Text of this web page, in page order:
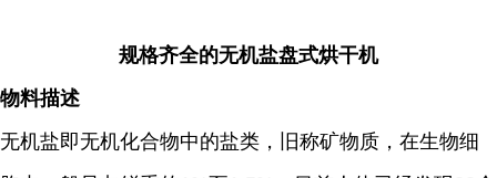
规格齐全的无机盐盘式烘干机
物料描述
无机盐即无机化合物中的盐类，旧称矿物质，在生物细